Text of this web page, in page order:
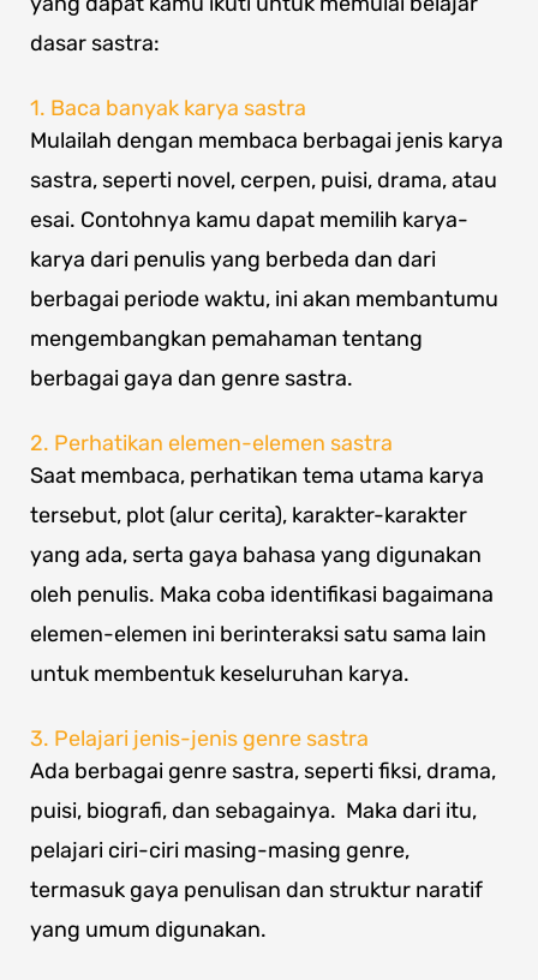
dasar sastra:
1. Baca banyak karya sastra
Mulailah dengan membaca berbagai jenis karya
sastra, seperti novel, cerpen, puisi, drama, atau
esai. Contohnya kamu dapat memilih karya-
karya dari penulis yang berbeda dan dari
berbagai periode waktu, ini akan membantumu
mengembangkan pemahaman tentang
berbagai gaya dan genre sastra.
2. Perhatikan elemen-elemen sastra
Saat membaca, perhatikan tema utama karya
tersebut, plot (alur cerita), karakter-karakter
yang ada, serta gaya bahasa yang digunakan
oleh penulis. Maka coba identifikasi bagaimana
elemen-elemen ini berinteraksi satu sama lain
untuk membentuk keseluruhan karya.
3. Pelajari jenis-jenis genre sastra
Ada berbagai genre sastra, seperti fiksi, drama,
puisi, biografi, dan sebagainya. Maka dari itu,
pelajari ciri-ciri masing-masing genre,
termasuk gaya penulisan dan struktur naratif
yang umum digunakan.